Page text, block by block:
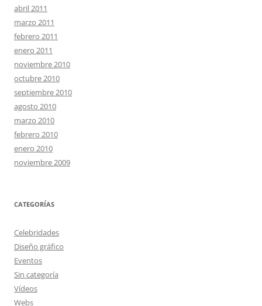
abril 2011
marzo 2011
febrero 2011
enero 2011
noviembre 2010
octubre 2010
septiembre 2010
agosto 2010
marzo 2010
febrero 2010
enero 2010
noviembre 2009
CATEGORÍAS
Celebridades
Diseño gráfico
Eventos
Sin categoría
Vídeos
Webs